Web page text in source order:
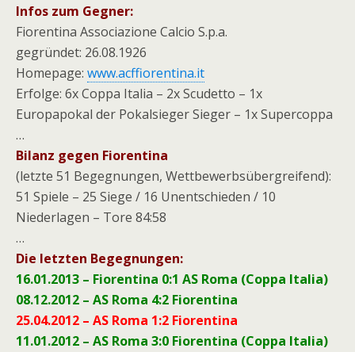
Infos zum Gegner:
Fiorentina Associazione Calcio S.p.a.
gegründet: 26.08.1926
Homepage: www.acffiorentina.it
Erfolge: 6x Coppa Italia – 2x Scudetto – 1x
Europapokal der Pokalsieger Sieger – 1x Supercoppa
…
Bilanz gegen Fiorentina
(letzte 51 Begegnungen, Wettbewerbsübergreifend):
51 Spiele – 25 Siege / 16 Unentschieden / 10
Niederlagen – Tore 84:58
…
Die letzten Begegnungen:
16.01.2013 – Fiorentina 0:1 AS Roma (Coppa Italia)
08.12.2012 – AS Roma 4:2 Fiorentina
25.04.2012 – AS Roma 1:2 Fiorentina
11.01.2012 – AS Roma 3:0 Fiorentina (Coppa Italia)